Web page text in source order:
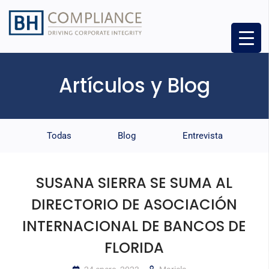
Artículos y Blog
Todas Blog Entrevista
SUSANA SIERRA SE SUMA AL
DIRECTORIO DE ASOCIACIÓN
INTERNACIONAL DE BANCOS DE
FLORIDA